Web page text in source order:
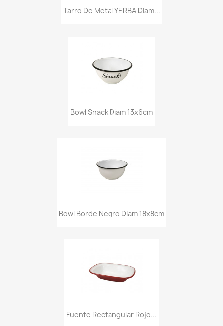
Tarro De Metal YERBA Diam...
Bowl Snack Diam 13x6cm
Bowl Borde Negro Diam 18x8cm
Fuente Rectangular Rojo...